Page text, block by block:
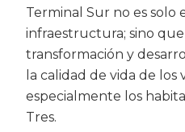
Terminal Sur no es solo
infraestructura; sino
transformación y
la calidad de vida de los
especialmente los
Tres.